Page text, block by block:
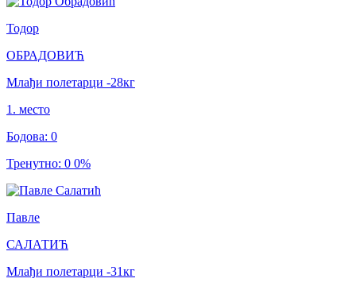
Тодор
ОБРАДОВИЋ
Млађи полетарци -28кг
1 . место
Бодова: 0
Тренутно: 0 0%
Павле
САЛАТИЋ
Млађи полетарци -31кг